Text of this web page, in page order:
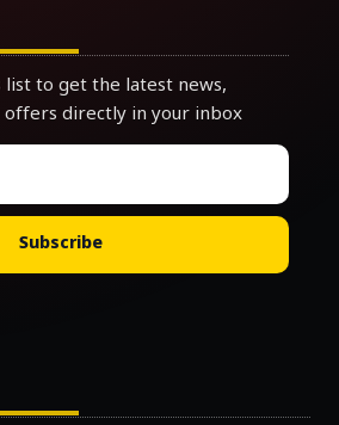
list to get the latest news,
offers directly in your inbox
Subscribe